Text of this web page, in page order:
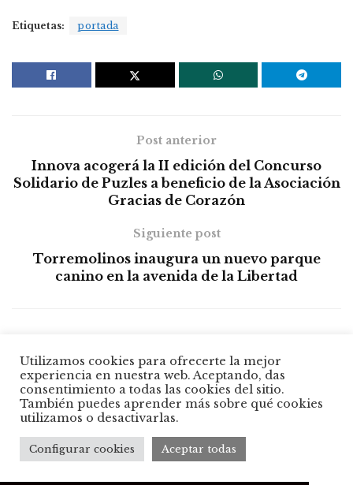
Etiquetas: portada
Post anterior
Innova acogerá la II edición del Concurso
Solidario de Puzles a beneficio de la Asociación
Gracias de Corazón
Siguiente post
Torremolinos inaugura un nuevo parque
canino en la avenida de la Libertad
Sin AVE y con la AP-7 más cara: así llega la
Semana Santa a Málaga
Detenido en Estepona un hombre de 28
años por presuntos malos tratos a su
Utilizamos cookies para ofrecerte la mejor
experiencia en nuestra web. Aceptando, das
consentimiento a todas las cookies del sitio.
También puedes aprender más sobre qué cookies
utilizamos o desactivarlas.
Configurar cookies Aceptar todas